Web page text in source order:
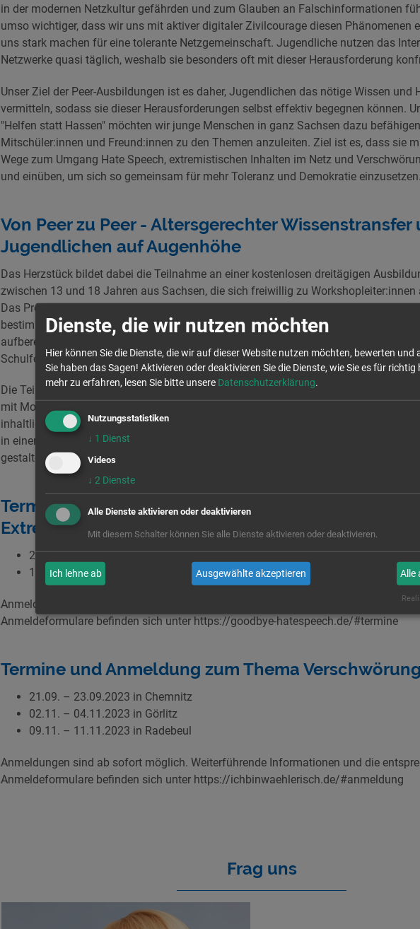
in der modernen Netzkultur gefährden und zum Glauben an Falschinformationen
umso wichtiger, dass wir uns mit aktiver digitaler Zivilcourage diesen Phänomenen
uns stark machen für eine tolerante Netzgemeinschaft. Jugendliche nutzen das
Netzwerke quasi täglich, weshalb sie besonders oft mit dieser Herausforderung
Unser Ziel der Peer-Ausbildungen ist es daher, Jugendlichen das nötige Wissen und
vermitteln, sodass sie dieser Herausforderungen selbst effektiv begegnen können.
"Helfen statt Hassen" möchten wir junge Menschen in ganz Sachsen dazu
Mitschüler:innen und Freund:innen zu den Themen anzuleiten. Ziel ist es, dass sie
Wege zum Umgang Hate Speech, extremistischen Inhalten im Netz und
und einüben, um sich so gemeinsam für mehr Toleranz und Demokratie einzusetzen.
Von Peer zu Peer - Altersgerechter Wissenstransfer
Jugendlichen auf Augenhöhe
Das Herzstück bildet dabei die Teilnahme an einer kostenlosen dreitägigen
zwischen 13 und 18 Jahren aus Sachsen, die sich freiwillig zu Workshopleiter:innen
Das Projekt verfolgt dabei den Peer-to-Peer-Ansatz. Mit diesem werden junge
bestimmten Themenbereich so geschult, dass sie ihre neu erworbenen Erfahrungen
aufbereitet und auf Augenhöhe an Gleichaltrige, ihre Peers, weitergeben können.
Schulformen mit ein.
Die Teilnehmenden unserer Peer-Ausbildungen setzen sich neben den inhaltlichen
mit Moderation und verschiedenen Methoden auseinander. Dadurch erhalten die
inhaltliches Wissen, sondern auch methodische sowie soziale Kompetenzen, mit
in einer „Werkstatt“ einen eigenen interaktiven und multimedialen Workshop für
gestalten können.
Termine und Anmeldung zum Thema Hassrede und
Extremismus
21.09. - 23.09. Plauen
19.10. - 21.10. Pirna
Anmeldungen sind ab sofort möglich. Weiterführende Informationen und die
Anmeldeformulare befinden sich unter https://goodbye-hatespeech.de/#termine
Termine und Anmeldung zum Thema
21.09. – 23.09.2023 in Chemnitz
02.11. – 04.11.2023 in Görlitz
09.11. – 11.11.2023 in Radebeul
Anmeldungen sind ab sofort möglich. Weiterführende Informationen und die
Anmeldeformulare befinden sich unter https://ichbinwaehlerisch.de/#anmeldung
Frag uns
Dienste, die wir nutzen möchten
Hier können Sie die Dienste, die wir auf dieser Website nutzen möchten, bewerten und
Sie haben das Sagen! Aktivieren oder deaktivieren Sie die Dienste, wie Sie es für richtig
mehr zu erfahren, lesen Sie bitte unsere Datenschutzerklärung.
Nutzungsstatistiken
↓ 1 Dienst
Videos
↓ 2 Dienste
Alle Dienste aktivieren oder deaktivieren
Mit diesem Schalter können Sie alle Dienste aktivieren oder deaktivieren.
Ich lehne ab Ausgewählte akzeptieren Alle